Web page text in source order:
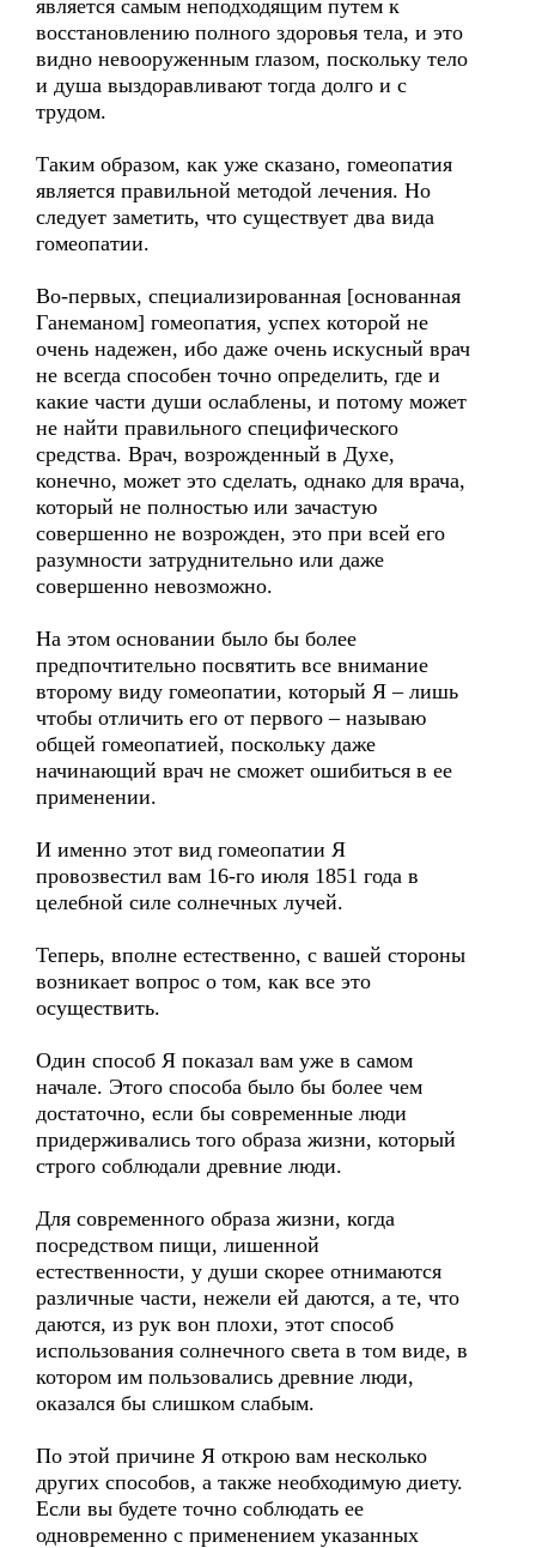
является самым неподходящим путем к
восстановлению полного здоровья тела, и это
видно невооруженным глазом, поскольку тело
и душа выздоравливают тогда долго и с
трудом.
Таким образом, как уже сказано, гомеопатия
является правильной методой лечения. Но
следует заметить, что существует два вида
гомеопатии.
Во-первых, специализированная [основанная
Ганеманом] гомеопатия, успех которой не
очень надежен, ибо даже очень искусный врач
не всегда способен точно определить, где и
какие части души ослаблены, и потому может
не найти правильного специфического
средства. Врач, возрожденный в Духе,
конечно, может это сделать, однако для врача,
который не полностью или зачастую
совершенно не возрожден, это при всей его
разумности затруднительно или даже
совершенно невозможно.
На этом основании было бы более
предпочтительно посвятить все внимание
второму виду гомеопатии, который Я – лишь
чтобы отличить его от первого – называю
общей гомеопатией, поскольку даже
начинающий врач не сможет ошибиться в ее
применении.
И именно этот вид гомеопатии Я
провозвестил вам 16-го июля 1851 года в
целебной силе солнечных лучей.
Теперь, вполне естественно, с вашей стороны
возникает вопрос о том, как все это
осуществить.
Один способ Я показал вам уже в самом
начале. Этого способа было бы более чем
достаточно, если бы современные люди
придерживались того образа жизни, который
строго соблюдали древние люди.
Для современного образа жизни, когда
посредством пищи, лишенной
естественности, у души скорее отнимаются
различные части, нежели ей даются, а те, что
даются, из рук вон плохи, этот способ
использования солнечного света в том виде, в
котором им пользовались древние люди,
оказался бы слишком слабым.
По этой причине Я открою вам несколько
других способов, а также необходимую диету.
Если вы будете точно соблюдать ее
одновременно с применением указанных